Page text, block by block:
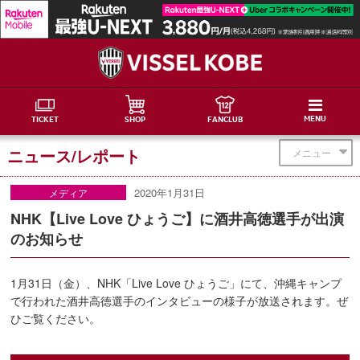
TICKET SHOP FANCLUB MENU
メニュー
ニュース/レポート
メディア 2020年1月31日
NHK【Live Love ひょうご】に酒井高徳選手が出演
のお知らせ
1月31日（金）、NHK「Live Love ひょうご」にて、沖縄キャンプ
で行われた酒井高徳選手のインタビューの様子が放送されます。ぜ
ひご覧ください。